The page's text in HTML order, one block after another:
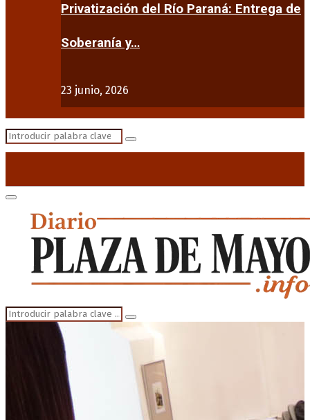
Privatización del Río Paraná: Entrega de
Soberanía y…
23 junio, 2026
Search
Search
Primary
Menu
Search
for:
Search